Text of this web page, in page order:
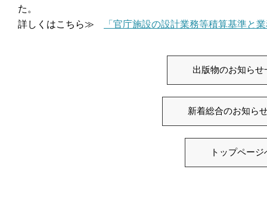
た。
詳しくはこちら≫
「官庁施設の設計業務等積算基準
出版物のお知らせ
新着総合のお知ら
トップページ